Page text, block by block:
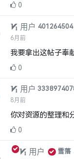
0
用户 401264504
6月前
我要拿出这帖子奉
0
用户
8月前
你对资源的整理和
0
用户 雪落